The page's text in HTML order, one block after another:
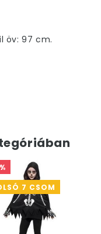
öv: 97 cm.
7 CSOM